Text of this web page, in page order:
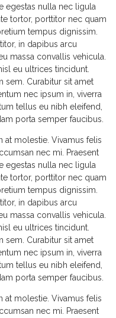
egestas nulla nec ligula
tortor, porttitor nec quam
tempus dignissim.
in dapibus arcu
massa convallis vehicula.
eu ultrices tincidunt.
sem. Curabitur sit amet
nec ipsum in, viverra
tellus eu nibh eleifend,
porta semper faucibus.
at molestie. Vivamus felis
nec mi. Praesent
egestas nulla nec ligula
tortor, porttitor nec quam
tempus dignissim.
in dapibus arcu
massa convallis vehicula.
eu ultrices tincidunt.
sem. Curabitur sit amet
nec ipsum in, viverra
tellus eu nibh eleifend,
porta semper faucibus.
at molestie. Vivamus felis
nec mi. Praesent